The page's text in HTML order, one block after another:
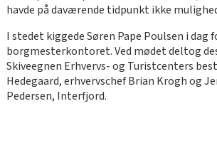
havde på daværende tidpunkt ikke
I stedet kiggede Søren Pape Poulsen i dag
borgmesterkontoret. Ved mødet deltog
Skiveegnen Erhvervs- og Turistcenters
Hedegaard, erhvervschef Brian Krogh og
Pedersen, Interfjord.